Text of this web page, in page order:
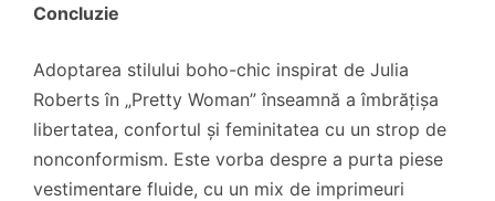
Concluzie
Adoptarea stilului boho-chic inspirat de Julia
Roberts în „Pretty Woman” înseamnă a îmbrățișa
libertatea, confortul și feminitatea cu un strop de
nonconformism. Este vorba despre a purta piese
vestimentare fluide, cu un mix de imprimeuri